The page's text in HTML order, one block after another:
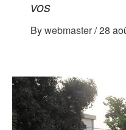
vos
Bywebmaster/28